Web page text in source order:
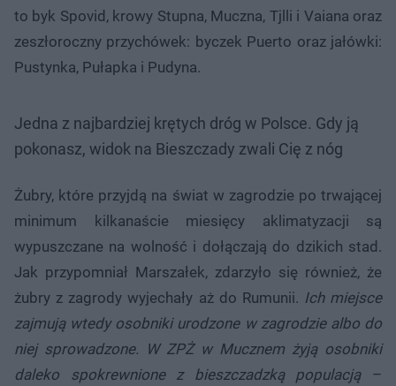
to byk Spovid, krowy Stupna, Muczna, Tjlli i Vaiana oraz
zeszłoroczny przychówek: byczek Puerto oraz jałówki:
Pustynka, Pułapka i Pudyna.
Jedna z najbardziej krętych dróg w Polsce. Gdy ją
pokonasz, widok na Bieszczady zwali Cię z nóg
Żubry, które przyjdą na świat w zagrodzie po trwającej
minimum kilkanaście miesięcy aklimatyzacji są
wypuszczane na wolność i dołączają do dzikich stad.
Jak przypomniał Marszałek, zdarzyło się również, że
żubry z zagrody wyjechały aż do Rumunii. Ich miejsce
zajmują wtedy osobniki urodzone w zagrodzie albo do
niej sprowadzone. W ZPŻ w Mucznem żyją osobniki
daleko spokrewnione z bieszczadzką populacją–